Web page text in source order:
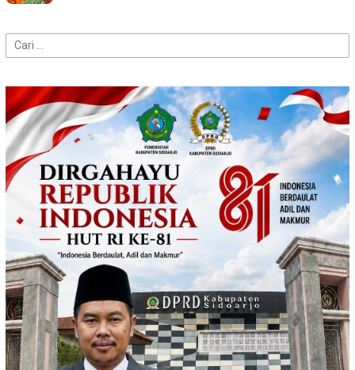
Cari
untuk: